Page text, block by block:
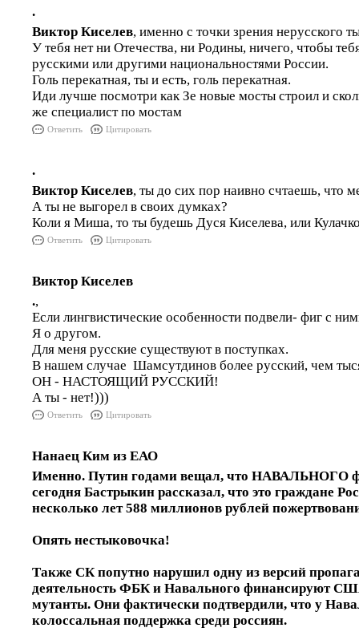
.
Виктор Киселев, именно с точки зрения нерусского
У тебя нет ни Отечества, ни Родины, ничего, чтобы
русскими или другими национальностями России.
Голь перекатная, ты и есть, голь перекатная.
Иди лучше посмотри как Зе новые мосты строил и
же специалист по мостам
Ответить Цитировать
.
Виктор Киселев, ты до сих пор наивно счтаешь, что
А ты не выгорел в своих думках?
Коли я Миша, то ты будешь Дуся Киселева, или
Ответить Цитировать
Виктор Киселев
.,
Если лингвистические особенности подвели- фиг с
Я о другом.
Для меня русские существуют в поступках.
В нашем случае Шамсутдинов более русский, чем
ОН - НАСТОЯЩИЙ РУССКИЙ!
А ты - нет!)))
Ответить Цитировать
Нанаец Ким из ЕАО
Именно. Путин годами вещал, что НАВАЛЬНОГО
сегодня Бастрыкин рассказал, что это граждане
несколько лет 588 миллионов рублей
Опять нестыковочка!
Также СК попутно нарушил одну из версий
деятельность ФБК и Навального финансируют
мутанты. Они фактически подтвердили, что у
колоссальная поддержка среди россиян.